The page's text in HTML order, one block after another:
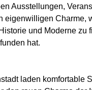
Ausstellungen,
eigenwilligen Charme,
und Moderne zu
hat.
laden komfortable